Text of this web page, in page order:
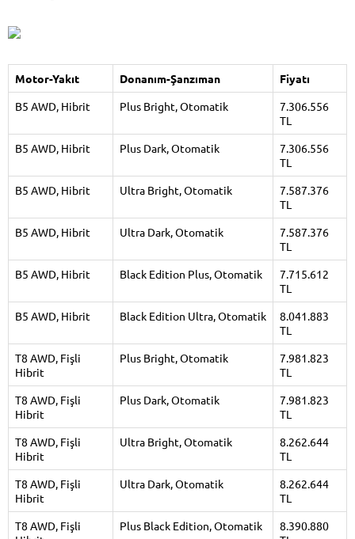
Motor-Yakıt Donanım-Şanzıman
Fiyatı
B5 AWD, Hibrit
Plus Bright, Otomatik
7.306.556
TL
B5 AWD, Hibrit
Plus Dark, Otomatik
7.306.556
TL
B5 AWD, Hibrit
Ultra Bright, Otomatik
7.587.376
TL
B5 AWD, Hibrit
Ultra Dark, Otomatik
7.587.376
TL
B5 AWD, Hibrit
Black Edition Plus, Otomatik
7.715.612
TL
B5 AWD, Hibrit
Black Edition Ultra, Otomatik
8.041.883
TL
T8 AWD, Fişli
Hibrit
Plus Bright, Otomatik
7.981.823
TL
T8 AWD, Fişli
Hibrit
Plus Dark, Otomatik
7.981.823
TL
T8 AWD, Fişli
Hibrit
Ultra Bright, Otomatik
8.262.644
TL
T8 AWD, Fişli
Hibrit
Ultra Dark, Otomatik
8.262.644
TL
T8 AWD, Fişli
Plus Black Edition, Otomatik
8.390.880